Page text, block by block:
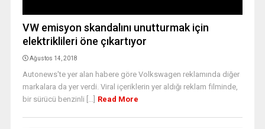
VW emisyon skandalını unutturmak için
elektriklileri öne çıkartıyor
Ağustos 14, 2018
Autonews'te yer alan habere göre Volkswagen reklamında diğer
markalara da yer verdi. Viral içeriklerin yer aldığı reklam filminde,
bir sürücü benzinli [...] Read More